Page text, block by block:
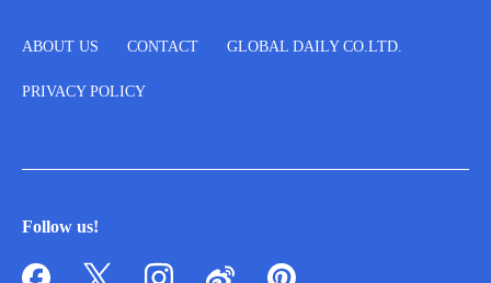
ABOUT US CONTACT GLOBAL DAILY CO.LTD.
PRIVACY POLICY
Follow us!